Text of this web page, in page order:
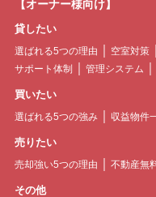
【オーナー様向け】
貸したい
選ばれる5つの理由 空室対策
サポート体制
管理システム
買いたい
選ばれる5つの強み 収益物件
売りたい
売却強い5つの理由 不動産無
その他